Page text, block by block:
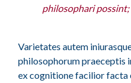
philosophari possint;
Varietates autem
philosophorum praeceptis
ex cognitione facilior facta